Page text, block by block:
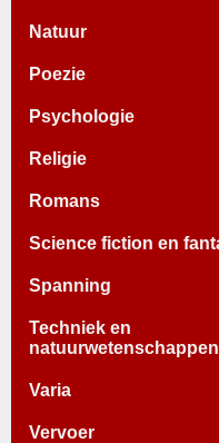
Natuur
Poezie
Psychologie
Religie
Romans
Science fiction en
Spanning
Techniek en
natuurwetenschappen
Varia
Vervoer